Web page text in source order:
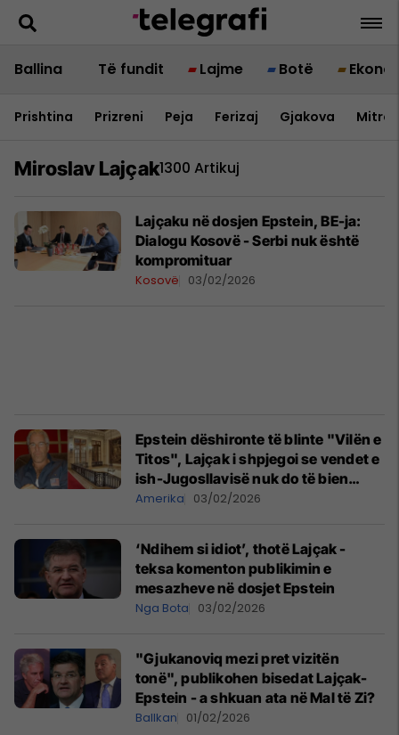
Ballina Të fundit Lajme Botë
Prishtina Prizreni Peja Ferizaj Gjakova
Miroslav Lajçak1300 Artikuj
Lajçaku në dosjen Epstein, BE-ja:
Dialogu Kosovë - Serbi nuk është
kompromituar
Kosovë 03/02/2026
Epstein dëshironte të blinte "Vilën e
Titos", Lajçak i shpjegoi se vendet e
ish-Jugosllavisë nuk do të bien
kurrë dakord
Amerika 03/02/2026
‘Ndihem si idiot’, thotë Lajçak -
teksa komenton publikimin e
mesazheve në dosjet Epstein
Nga Bota 03/02/2026
"Gjukanoviq mezi pret vizitën
tonë", publikohen bisedat Lajçak-
Epstein - a shkuan ata në Mal të Zi?
Ballkan 01/02/2026